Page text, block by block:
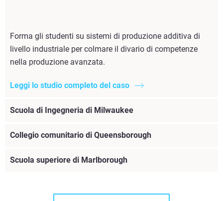
Forma gli studenti su sistemi di produzione additiva di
livello industriale per colmare il divario di competenze
nella produzione avanzata.
Leggi lo studio completo del caso
Scuola di Ingegneria di Milwaukee
Collegio comunitario di Queensborough
Scuola superiore di Marlborough